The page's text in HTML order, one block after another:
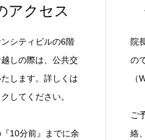
アクセス
シティビルの6階
しの際は、公共交
します。詳しくは
してください。
10分前』までに余
院
の
（
ご
絡